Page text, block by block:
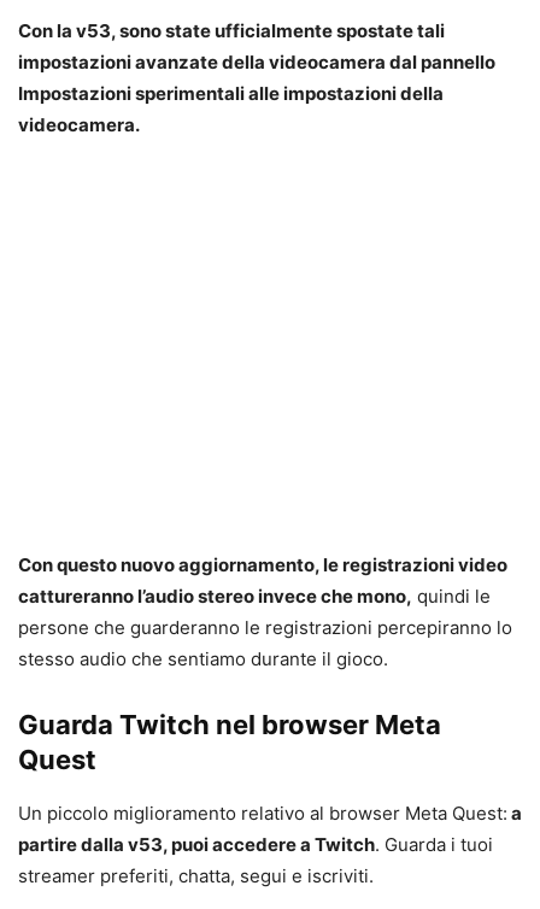
Con la v53, sono state ufficialmente spostate tali
impostazioni avanzate della videocamera dal pannello
Impostazioni sperimentali alle impostazioni della
videocamera.
Con questo nuovo aggiornamento, le registrazioni video
cattureranno l’audio stereo invece che mono, quindi le
persone che guarderanno le registrazioni percepiranno lo
stesso audio che sentiamo durante il gioco.
Guarda Twitch nel browser Meta
Quest
Un piccolo miglioramento relativo al browser Meta Quest: a
partire dalla v53, puoi accedere a Twitch. Guarda i tuoi
streamer preferiti, chatta, segui e iscriviti.